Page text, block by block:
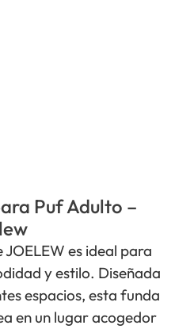
Puf Adulto –
es ideal para
y estilo. Diseñada
espacios, esta funda
en un lugar acogedor